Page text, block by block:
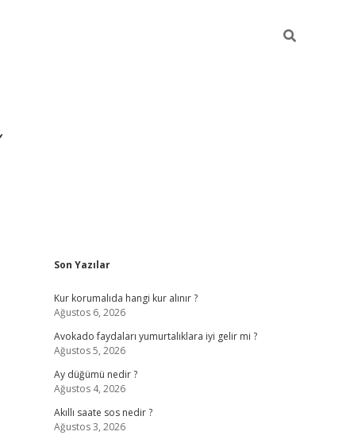
Sidebar
Son Yazılar
Kur korumalıda hangi kur alınır ?
Ağustos 6, 2026
Avokado faydaları yumurtalıklara iyi gelir mi ?
Ağustos 5, 2026
Ay düğümü nedir ?
Ağustos 4, 2026
Akıllı saate sos nedir ?
Ağustos 3, 2026
betci